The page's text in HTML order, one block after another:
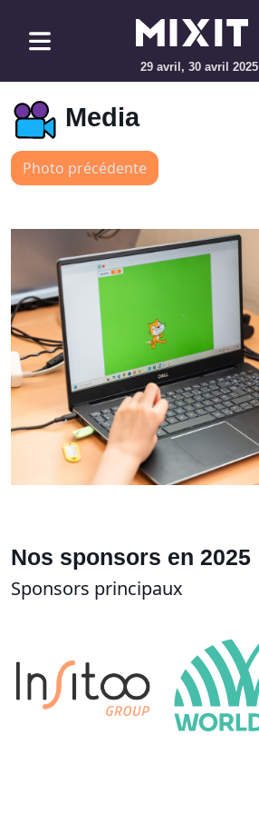
29 avril, 30 avril 2025
Media
Photo précédente
Nos sponsors en 2025
Sponsors principaux